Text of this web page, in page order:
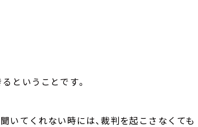
ということです。
いてくれない時には、裁判を起こさなくても